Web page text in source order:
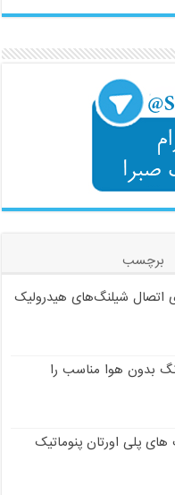
برچسب
اتصال شیلنگ‌های هیدرولیک
بدون هوا مناسب را
های پلی اورتان پنوماتیک